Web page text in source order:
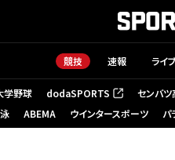
競技 速報 ライ
学野球 dodaSPORTS
（新しいタブで開く） センバ
ABEMA ウインタースポーツ パ